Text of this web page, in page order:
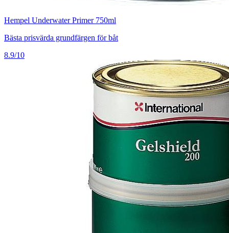
Hempel Underwater Primer 750ml
Bästa prisvärda grundfärgen för båt
8.9/10